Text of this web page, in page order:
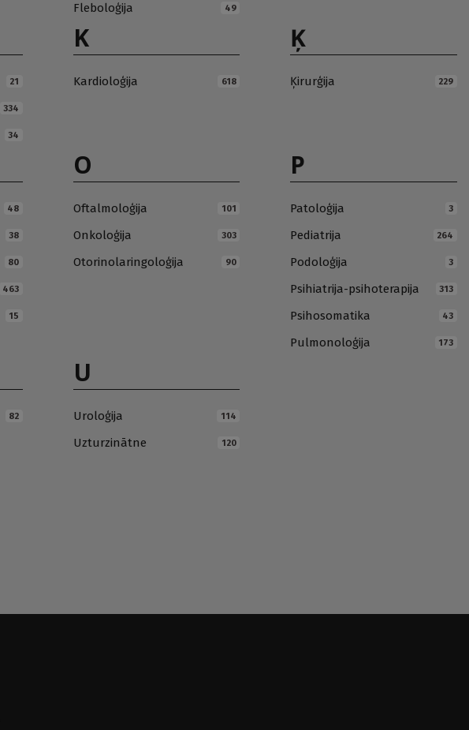
Fleboloģija 49
21
334
34
K
Kardioloģija 618
Ķ
Ķirurģija 229
48
38
80
463
15
O
Oftalmoloģija 101
Onkoloģija 303
Otorinolaringoloģija 90
P
Patoloģija 3
Pediatrija 264
Podoloģija 3
Psihiatrija-psihoterapija 313
Psihosomatika 43
Pulmonoloģija 173
82
U
Uroloģija 114
Uzturzinātne 120